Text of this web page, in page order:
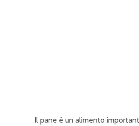
Nicholas
Il pane è un alimento